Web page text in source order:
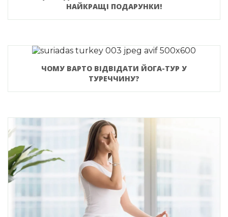
НАЙКРАЩІ ПОДАРУНКИ!
ЧОМУ ВАРТО ВІДВІДАТИ ЙОГА-ТУР У
ТУРЕЧЧИНУ?